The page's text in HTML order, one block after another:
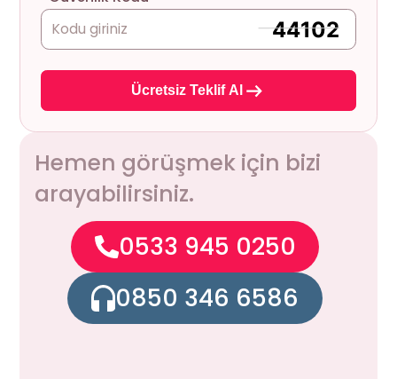
Ücretsiz Teklif Al
Hemen görüşmek için bizi
arayabilirsiniz.
0533 945 0250
0850 346 6586